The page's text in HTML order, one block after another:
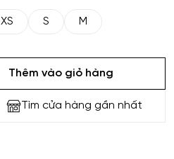
XS S M
Thêm vào giỏ hàng
Tìm cửa hàng gần nhất